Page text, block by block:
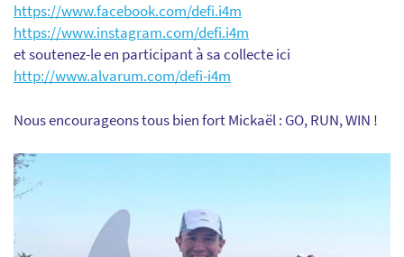
https://www.facebook.com/defi.i4m
https://www.instagram.com/defi.i4m
et soutenez-le en participant à sa collecte ici
http://www.alvarum.com/defi-i4m
Nous encourageons tous bien fort Mickaël : GO, RUN, WIN !